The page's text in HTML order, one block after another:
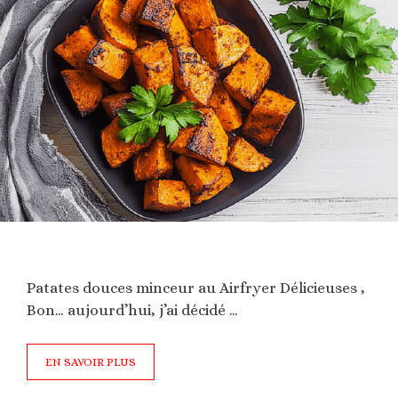
Patates douces minceur au Airfryer Délicieuses ,
Bon… aujourd’hui, j’ai décidé …
EN SAVOIR PLUS